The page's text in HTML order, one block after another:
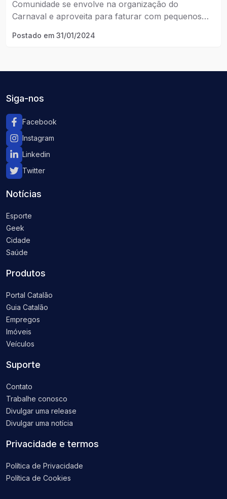
Comunidade se envolve na organização do
Carnaval e aproveita para faturar com pequenos
longo do rio, que se tornam pontos de encontro
Postado em 31/01/2024
Siga-nos
Facebook
Instagram
Linkedin
Twitter
Notícias
Esporte
Geek
Cidade
Saúde
Produtos
Portal Catalão
Guia Catalão
Empregos
Imóveis
Veículos
Suporte
Contato
Trabalhe conosco
Divulgar uma release
Divulgar uma notícia
Privacidade e termos
Política de Privacidade
Política de Cookies